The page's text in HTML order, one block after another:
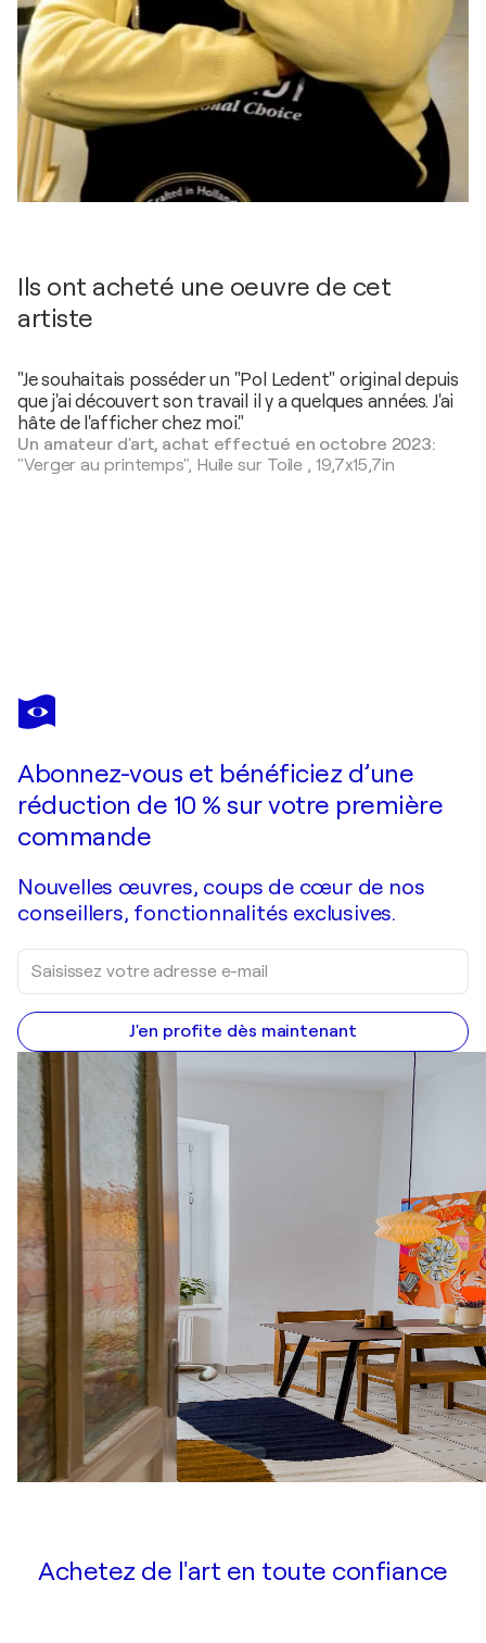
Ils ont acheté une oeuvre de cet
artiste
"Je souhaitais posséder un "Pol Ledent" original depuis
que j'ai découvert son travail il y a quelques années. J'ai
hâte de l'afficher chez moi."
Un amateur d'art, achat effectué en octobre 2023:
"Verger au printemps", Huile sur Toile , 19,7x15,7in
POL LEDENT
Spring 2026
Abonnez-vous et bénéficiez d’une
réduction de 10 % sur votre première
commande
Nouvelles œuvres, coups de cœur de nos
conseillers, fonctionnalités exclusives.
J'en profite dès maintenant
Achetez de l'art en toute confiance